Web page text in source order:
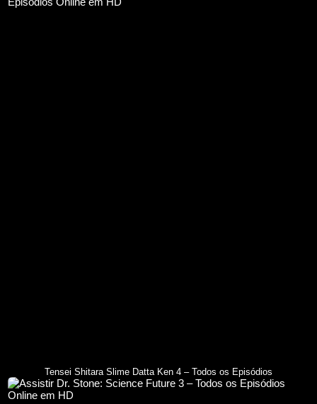
Tensei Shitara Slime Datta Ken 4 – Todos os Episódios